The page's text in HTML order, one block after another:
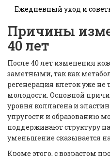
Ежедневный уход и
Причины
40 лет
После 40 лет изменения
заметными, так как
регенерация клеток уже не
молодости. Основной
уровня коллагена и
упругости и образованию
поддерживают структуру
уменьшение сказывается
Кроме этого, с возрастом